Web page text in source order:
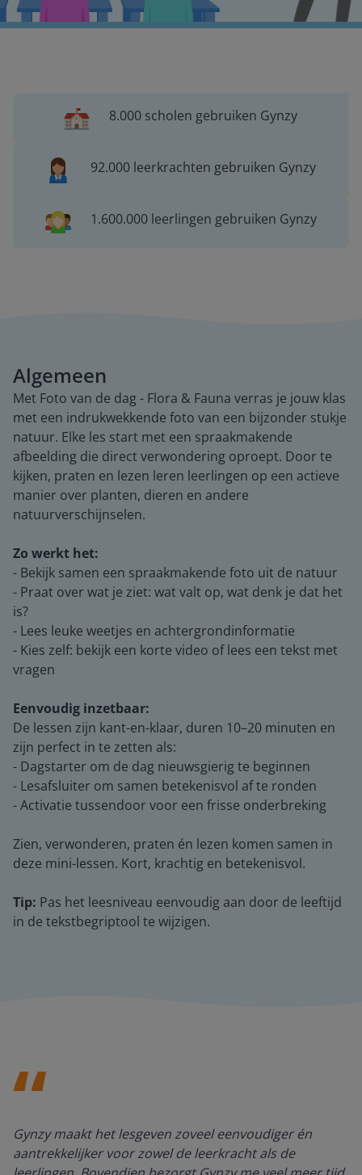
8.000 scholen gebruiken Gynzy
92.000 leerkrachten gebruiken Gynzy
1.600.000 leerlingen gebruiken Gynzy
Algemeen
Met Foto van de dag - Flora & Fauna verras je jouw klas
met een indrukwekkende foto van een bijzonder stukje
natuur. Elke les start met een spraakmakende
afbeelding die direct verwondering oproept. Door te
kijken, praten en lezen leren leerlingen op een actieve
manier over planten, dieren en andere
natuurverschijnselen.
Zo werkt het:
- Bekijk samen een spraakmakende foto uit de natuur
- Praat over wat je ziet: wat valt op, wat denk je dat het
is?
- Lees leuke weetjes en achtergrondinformatie
- Kies zelf: bekijk een korte video of lees een tekst met
vragen
Eenvoudig inzetbaar:
De lessen zijn kant-en-klaar, duren 10–20 minuten en
zijn perfect in te zetten als:
- Dagstarter om de dag nieuwsgierig te beginnen
- Lesafsluiter om samen betekenisvol af te ronden
- Activatie tussendoor voor een frisse onderbreking
Zien, verwonderen, praten én lezen komen samen in
deze mini-lessen. Kort, krachtig en betekenisvol.
Tip: Pas het leesniveau eenvoudig aan door de leeftijd
in de tekstbegriptool te wijzigen.
Gynzy maakt het lesgeven zoveel eenvoudiger én
aantrekkelijker voor zowel de leerkracht als de